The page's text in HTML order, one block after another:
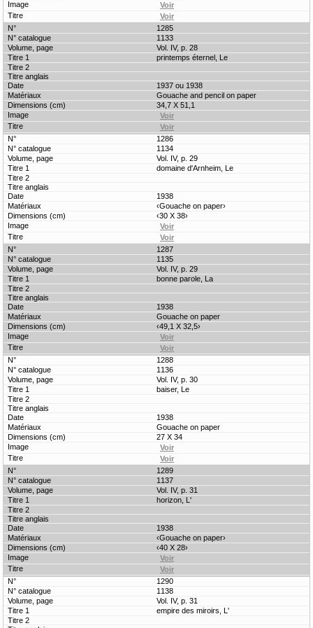
1285
1133
Vol. IV, p. 28
printemps éternel, Le
1937 ou 1938
Gouache and pencil on paper
34,7 X 51,1
1286
1134
Vol. IV, p. 29
domaine d'Arnheim, Le
1938
‹Gouache on paper›
‹30 X 38›
1287
1135
Vol. IV, p. 29
bonne parole, La
1938
Gouache on paper
‹49,1 X 32,5›
1288
1136
Vol. IV, p. 30
baiser, Le
1938
Gouache on paper
27 X 34
1289
1137
Vol. IV, p. 31
horizon, L'
1938
‹Gouache on paper›
‹40 X 28›
1290
1138
Vol. IV, p. 31
empire des miroirs, L'